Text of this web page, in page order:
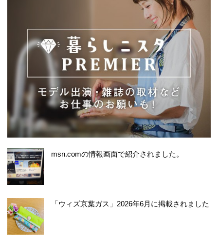
msn.comの情報画面で紹介されました。
「ウィズ京葉ガス」2026年6月に掲載されました